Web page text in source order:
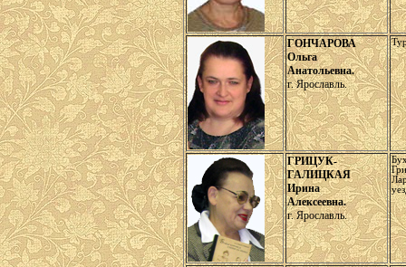
ГОНЧАРОВА
Ольга
Анатольевна.
г. Ярославль.
ГРИЦУК-
ГАЛИЦКАЯ
Ирина
Алексеевна.
г. Ярославль.